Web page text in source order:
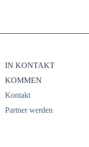
IN KONTAKT
KOMMEN
Kontakt
Partner werden